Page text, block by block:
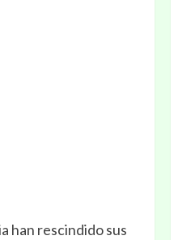
han rescindido sus